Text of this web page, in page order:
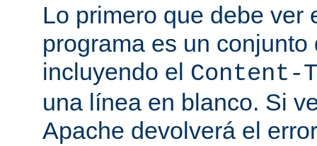
Lo primero que debe ver
programa es un
incluyendo el Content-
una línea en blanco. Si
Apache devolverá el